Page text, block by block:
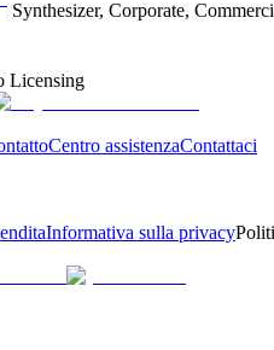
Synthesizer, Corporate,
Licensing
Centro assistenzaContattaci
Informativa sulla privacy